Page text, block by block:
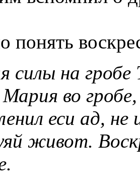
понять
силы на
во
еси ад, не
живот.